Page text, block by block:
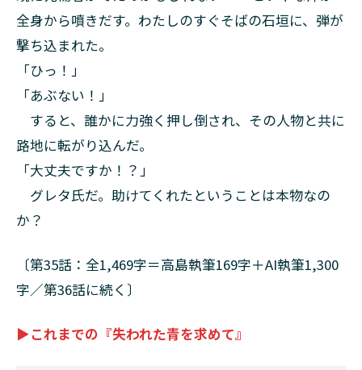
全身から噴きだす。わたしのすぐそばの石垣に、弾が
撃ち込まれた。
「ひっ！」
「あぶない！」
すると、誰かに力強く押し倒され、その人物と共に
路地に転がり込んだ。
「大丈夫ですか！？」
グレタ氏だ。助けてくれたということは本物なの
か？
〔第35話：全1,469字＝高島執筆169字＋AI執筆1,300
字／第36話に続く〕
▶これまでの『失われた青を求めて』